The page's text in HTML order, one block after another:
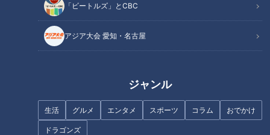
「ビートルズ」とCBC
アジア大会 愛知・名古屋
ジャンル
生活 グルメ エンタメ スポーツ コラム おでかけ
ドラゴンズ
◆ヒント
見逃し配信を見れば答えがわかるかも！？詳しくはコチラ
◆応募フォーム
※ご入力いただいた個人情報はプレゼント発送のみに利用いた